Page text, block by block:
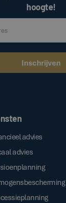
hoogte!
advies
advies